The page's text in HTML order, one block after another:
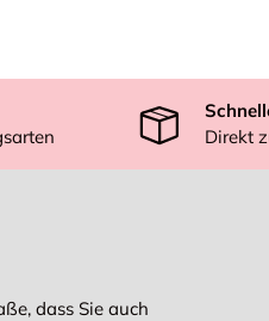
Direkt
dass Sie auch